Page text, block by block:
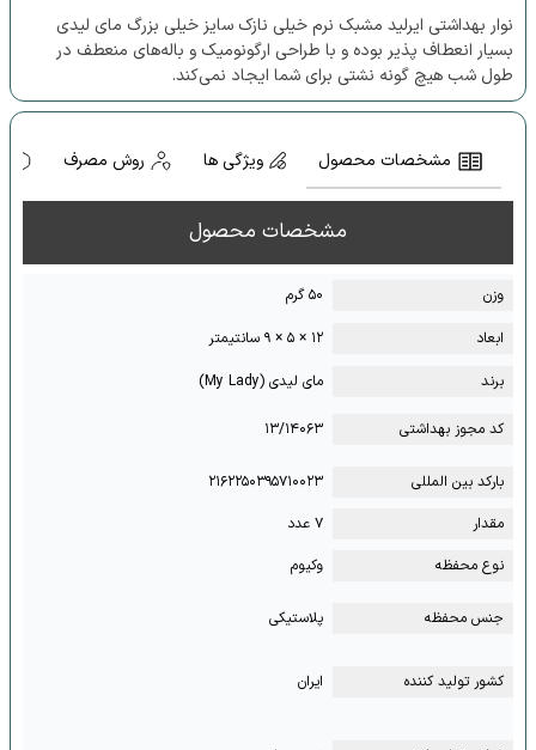
نوار بهداشتی ایرلید مشبک نرم خیلی نازک سایز خیلی بزرگ مای لیدی
بسیار انعطاف پذیر بوده و با طراحی ارگونومیک و باله‌های منعطف در
طول شب هیچ گونه نشتی برای شما ایجاد نمی‌کند.
مشخصات محصول ویژگی ها روش مصرف
مشخصات محصول
وزن
۵۰ گرم
ابعاد
۱۲ × ۵ × ۹ سانتیمتر
برند
مای لیدی (My Lady)
کد مجوز بهداشتی ۱۳/۱۴۰۶۳
بارکد بین المللی
۲۱۶۲۲۵۰۳۹۵۷۱۰۰۲۳
مقدار
۷ عدد
نوع محفظه
وکیوم
جنس محفظه پلاستیکی
کشور تولید کننده ایران